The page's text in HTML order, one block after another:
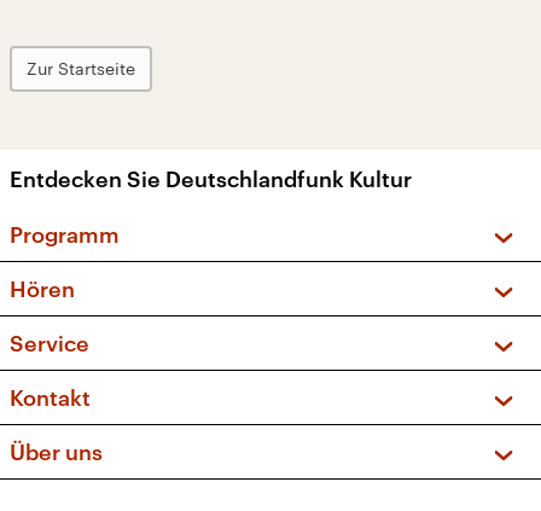
Zur Startseite
Entdecken Sie Deutschlandfunk Kultur
Programm
Sendungen und Podcasts
Musikliste
Kakadu – Das Kinderprogramm
Hören
Frequenzen (UKW + DAB+)
Service
FAQ
Apps
Newsletter
Kontakt
Social Media
Über uns